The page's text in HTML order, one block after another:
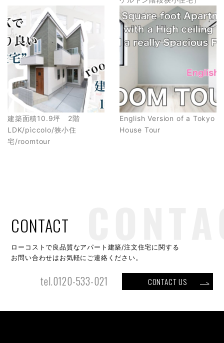
建築面積10.9坪 2階
LDK/pìccolo/狭小住
宅/roomtour
English Version of a Tokyo
House Tour
CONTACT
ローコストで良品質なアパート建築/注文住宅に関する
お問い合わせはお気軽にご連絡ください。
tel.0120-533-021 CONTACT US